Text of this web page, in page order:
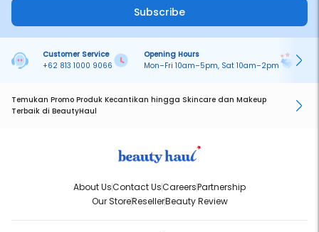
Subscribe
Customer Service
+62 813 1000 9066
Opening Hours
Mon–Fri 10am–5pm, Sat 10am–2pm
Temukan Promo Produk Kecantikan hingga Skincare dan Makeup
Terbaik di BeautyHaul
About UsContact UsCareersPartnership
Our StoreResellerBeauty Review